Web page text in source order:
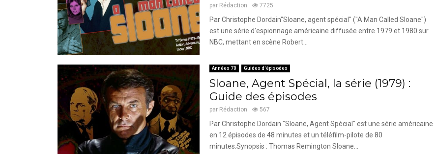
par Rédaction 7725
Par Christophe Dordain"Sloane, agent spécial" ("A Man Called Sloane")
est une série d’espionnage américaine diffusée entre 1979 et 1980 sur
NBC, mettant en scène Robert...
Années 70 Guides d'épisodes
Sloane, Agent Spécial, la série (1979) :
Guide des épisodes
par Rédaction 567
Par Christophe Dordain "Sloane, Agent Spécial" est une série américaine
en 12 épisodes de 48 minutes et un téléfilm-pilote de 80
minutes.Synopsis : Thomas Remington Sloane...